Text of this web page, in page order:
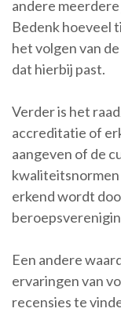
andere
Bedenk hoeveel
het volgen van
dat hierbij past.
Verder is het
accreditatie of
aangeven of de
erkend wordt
Een andere
ervaringen van
recensies te